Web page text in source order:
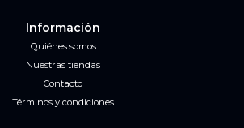
Información
Quiénes somos
Nuestras tiendas
Contacto
Términos y condiciones